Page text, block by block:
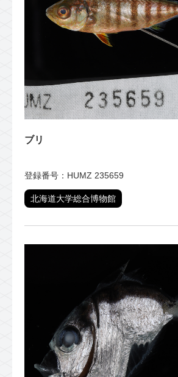
ブリ
登録番号：HUMZ 235659
北海道大学総合博物館